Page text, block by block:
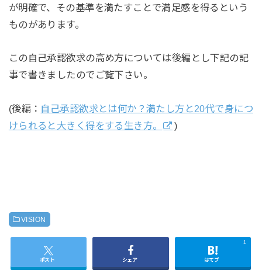
が明確で、その基準を満たすことで満足感を得るという
ものがあります。
この自己承認欲求の高め方については後編とし下記の記
事で書きましたのでご覧下さい。
(後編： 自己承認欲求とは何か？満たし方と20代で身につ
けられると大きく得をする生き方。
)
VISION
ポスト シェア はてブ
1